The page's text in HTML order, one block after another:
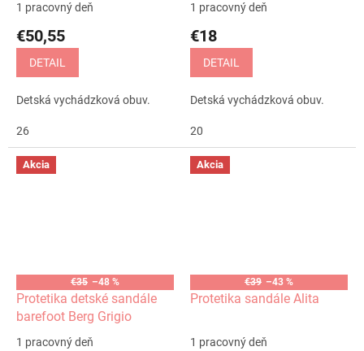
1 pracovný deň
€50,55
DETAIL
Detská vychádzková obuv.
26
1 pracovný deň
€18
DETAIL
Detská vychádzková obuv.
20
Akcia
€35 –48 %
Protetika detské sandále
barefoot Berg Grigio
1 pracovný deň
Akcia
€39 –43 %
Protetika sandále Alita
1 pracovný deň